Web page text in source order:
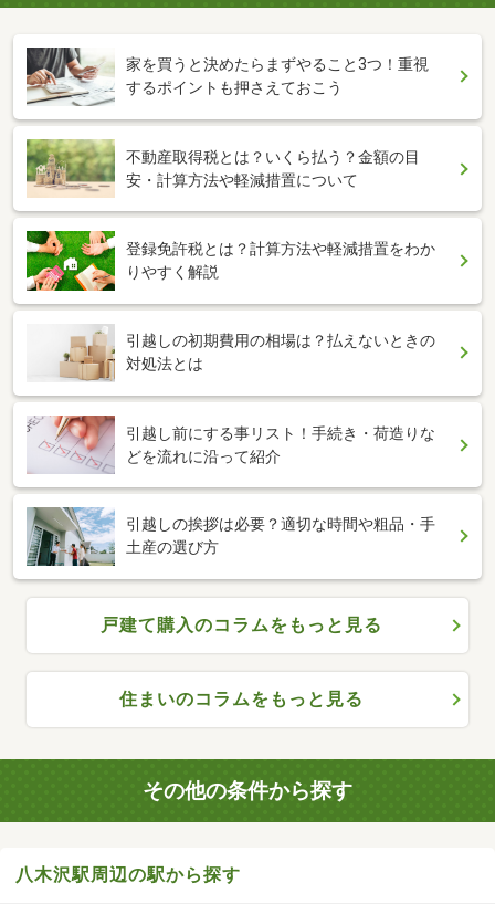
家を買うと決めたらまずやること3つ！重視
するポイントも押さえておこう
不動産取得税とは？いくら払う？金額の目
安・計算方法や軽減措置について
登録免許税とは？計算方法や軽減措置をわか
りやすく解説
引越しの初期費用の相場は？払えないときの
対処法とは
引越し前にする事リスト！手続き・荷造りな
どを流れに沿って紹介
引越しの挨拶は必要？適切な時間や粗品・手
土産の選び方
戸建て購入のコラムをもっと見る
住まいのコラムをもっと見る
その他の条件から探す
八木沢駅周辺の駅から探す